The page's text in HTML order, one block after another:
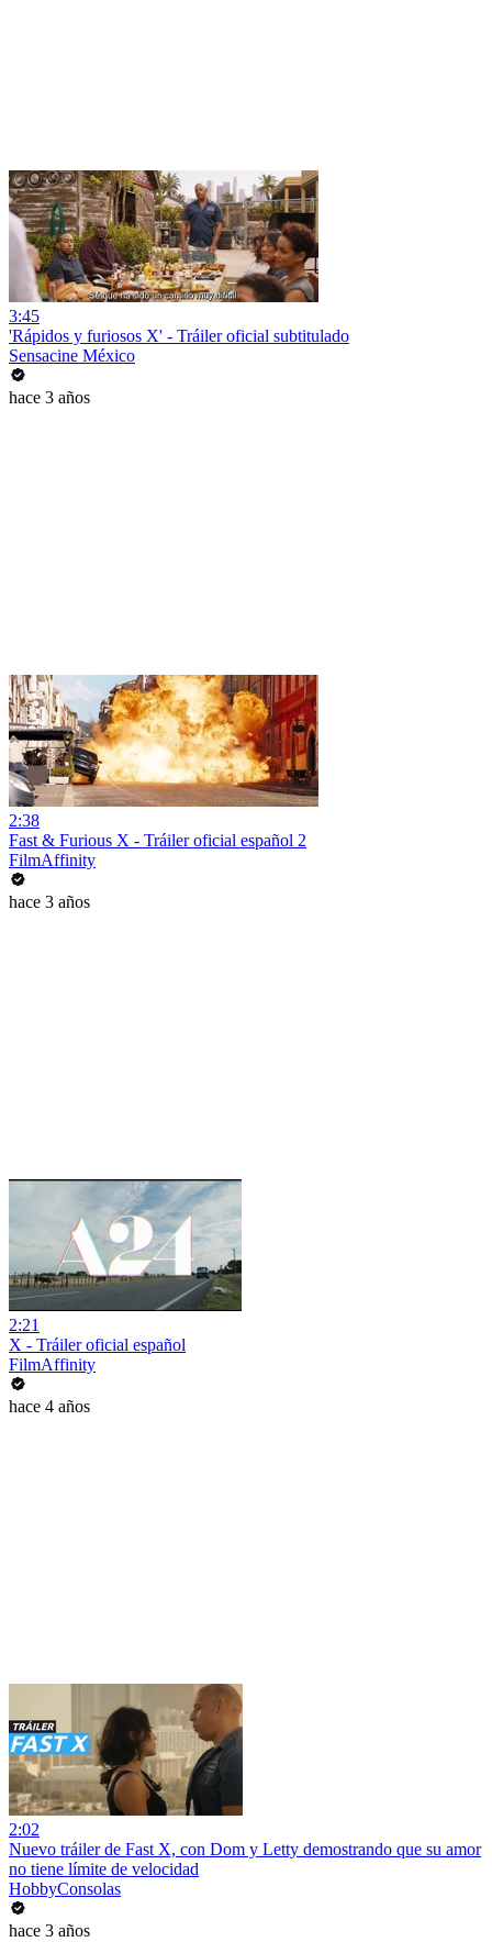
3:45
'Rápidos y furiosos X' - Tráiler oficial subtitulado
Sensacine México
hace 3 años
2:38
Fast & Furious X - Tráiler oficial español 2
FilmAffinity
hace 3 años
2:21
X - Tráiler oficial español
FilmAffinity
hace 4 años
2:02
Nuevo tráiler de Fast X, con Dom y Letty demostrando que su amor
no tiene límite de velocidad
HobbyConsolas
hace 3 años